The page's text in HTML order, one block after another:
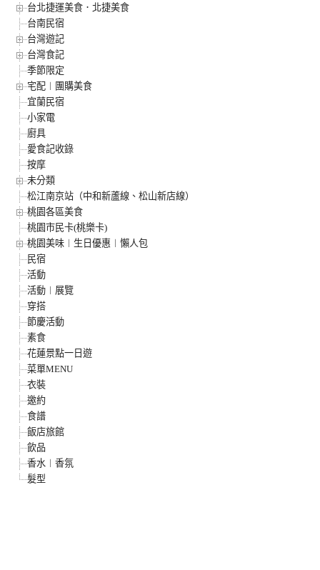
台北捷運美食．北捷美食
台南民宿
台灣遊記
台灣食記
季節限定
宅配︱團購美食
宜蘭民宿
小家電
廚具
愛食記收錄
按摩
未分類
松江南京站（中和新蘆線、松山新店線）
桃園各區美食
桃園市民卡(桃樂卡)
桃園美味︱生日優惠︱懶人包
民宿
活動
活動︱展覽
穿搭
節慶活動
素食
花蓮景點一日遊
菜單MENU
衣裝
邀約
食譜
飯店旅館
飲品
香水︱香氛
髮型